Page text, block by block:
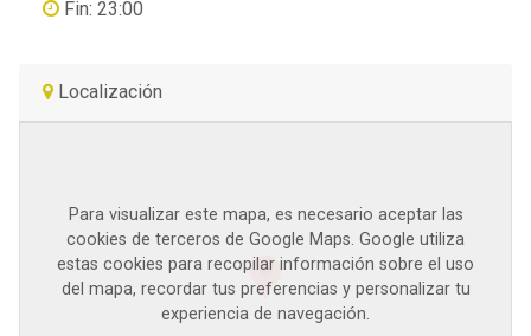
Fin: 23:00
Localización
Para visualizar este mapa, es necesario aceptar las
cookies de terceros de Google Maps. Google utiliza
estas cookies para recopilar información sobre el uso
del mapa, recordar tus preferencias y personalizar tu
experiencia de navegación.